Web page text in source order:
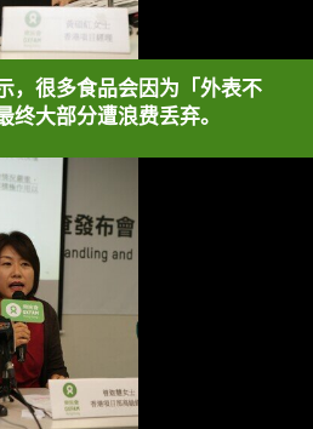
，很多食品会因为「外表不
大部分遭浪费丢弃。